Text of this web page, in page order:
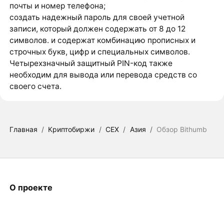
почты и номер телефона;
создать надежный пароль для своей учетной
записи, который должен содержать от 8 до 12
символов. и содержат комбинацию прописных и
строчных букв, цифр и специальных символов.
Четырехзначный защитный PIN-код также
необходим для вывода или перевода средств со
своего счета.
Главная / Криптобиржи / CEX / Азия / Обзор Bithumb
О проекте